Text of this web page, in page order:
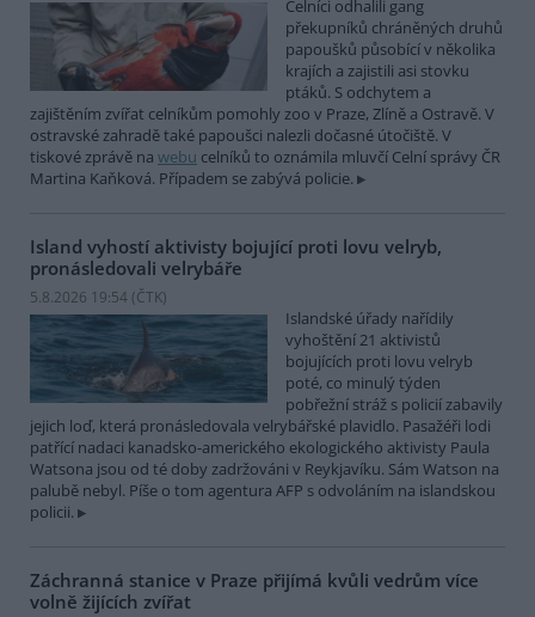
Celníci odhalili gang
překupníků chráněných druhů
papoušků působící v několika
krajích a zajistili asi stovku
ptáků. S odchytem a
zajištěním zvířat celníkům pomohly zoo v Praze, Zlíně a Ostravě. V
ostravské zahradě také papoušci nalezli dočasné útočiště. V
tiskové zprávě na webu celníků to oznámila mluvčí Celní správy ČR
Martina Kaňková. Případem se zabývá policie.
Island vyhostí aktivisty bojující proti lovu velryb,
pronásledovali velrybáře
5.8.2026 19:54 (ČTK)
Islandské úřady nařídily
vyhoštění 21 aktivistů
bojujících proti lovu velryb
poté, co minulý týden
pobřežní stráž s policií zabavily
jejich loď, která pronásledovala velrybářské plavidlo. Pasažéři lodi
patřící nadaci kanadsko-amerického ekologického aktivisty Paula
Watsona jsou od té doby zadržováni v Reykjavíku. Sám Watson na
palubě nebyl. Píše o tom agentura AFP s odvoláním na islandskou
policii.
Záchranná stanice v Praze přijímá kvůli vedrům více
volně žijících zvířat